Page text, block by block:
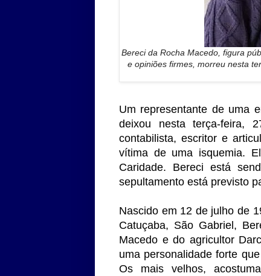
Bereci da Rocha Macedo, figura
e opiniões firmes, morreu nesta
Um representante de uma
deixou nesta terça-feira,
contabilista, escritor e
vítima de uma isquemia.
Caridade. Bereci está
sepultamento está previsto
Nascido em 12 de julho de
Catuçaba, São Gabriel,
Macedo e do agricultor
uma personalidade forte
Os mais velhos,